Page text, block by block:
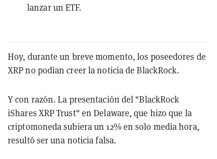
lanzar un ETF.
Hoy, durante un breve momento, los poseedores de
XRP no podían creer la noticia de BlackRock.
Y con razón. La presentación del "BlackRock
iShares XRP Trust" en Delaware, que hizo que la
criptomoneda subiera un 12% en solo media hora,
resultó ser una noticia falsa.